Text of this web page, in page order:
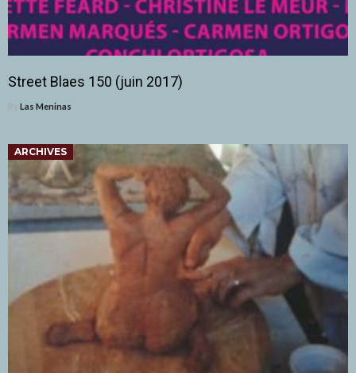
Street Blaes 150 (juin 2017)
By Las Meninas
ARCHIVES